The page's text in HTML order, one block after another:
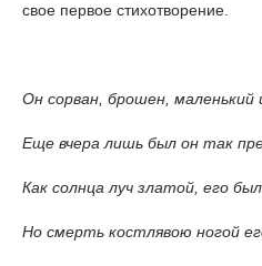
свое первое стихотворение.
Он сорван, брошен, маленький
Еще вчера лишь был он так
Как солнца луч златой, его был
Но смерть костлявою ногой